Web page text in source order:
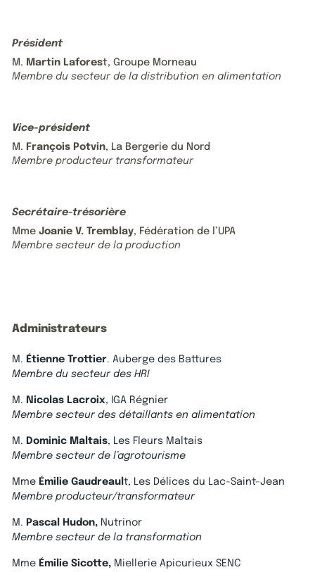
Président
M. Martin Laforest, Groupe Morneau
Membre du secteur de la distribution en alimentation
Vice-président
M. François Potvin, La Bergerie du Nord
Membre producteur transformateur
Secrétaire-trésorière
MmeJoanie V. Tremblay, Fédération de l’UPA
Membre secteur de la production
Administrateurs
M. Étienne Trottier. Auberge des Battures
Membre du secteur des HRI
M. Nicolas Lacroix, IGA Régnier
Membre secteur des détaillants en alimentation
M. Dominic Maltais, Les Fleurs Maltais
Membre secteur de l’agrotourisme
Mme Émilie Gaudreaul t, Les Délices du Lac-Saint-Jean
Membre producteur/transformateur
M. Pascal Hudon,Nutrinor
Membre secteur de la transformation
Mme Émilie Sicotte, Miellerie Apicurieux SENC